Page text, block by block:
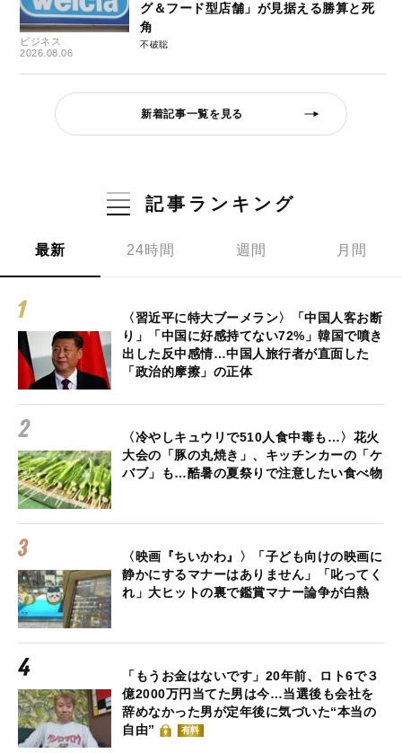
ビジネス
2026.08.06
グ＆フード型店舗」が見据える勝算と死
角
不破聡
新着記事一覧を見る
記事ランキング
最新 24時間 週間 月間
〈習近平に特大ブーメラン〉「中国人客お断
り」「中国に好感持てない72%」韓国で噴き
出した反中感情…中国人旅行者が直面した
「政治的摩擦」の正体
〈冷やしキュウリで510人食中毒も…〉花火
大会の「豚の丸焼き」、キッチンカーの「ケ
バブ」も…酷暑の夏祭りで注意したい食べ物
〈映画『ちいかわ』〉「子ども向けの映画に
静かにするマナーはありません」「叱ってく
れ」大ヒットの裏で鑑賞マナー論争が白熱
「もうお金はないです」20年前、ロト6で３
億2000万円当てた男は今…当選後も会社を
辞めなかった男が定年後に気づいた“本当の
自由”
有料